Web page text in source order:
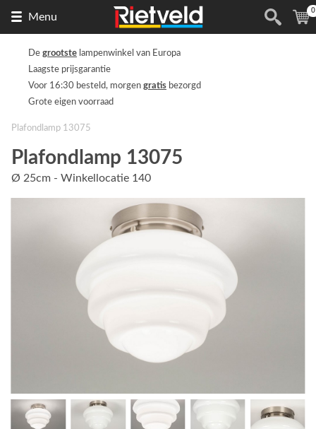
Menu
de
(
0
De grootste lampenwinkel van Europa
Laagste prijsgarantie
Voor 16:30 besteld, morgen gratis bezorgd
Grote eigen voorraad
Plafondlamp 13075
Plafondlamp 13075
Ø 25cm - Winkellocatie 140